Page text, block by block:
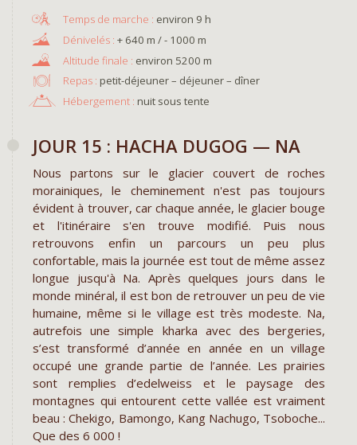
environ 9 h
+ 640 m / - 1000 m
environ 5200 m
Repas : petit-déjeuner – déjeuner – dîner
Hébergement : nuit sous tente
JOUR 15 : HACHA DUGOG — NA
Nous partons sur le glacier couvert de roches
morainiques, le cheminement n'est pas toujours
évident à trouver, car chaque année, le glacier bouge
et l'itinéraire s'en trouve modifié. Puis nous
retrouvons enfin un parcours un peu plus
confortable, mais la journée est tout de même assez
longue jusqu'à Na. Après quelques jours dans le
monde minéral, il est bon de retrouver un peu de vie
humaine, même si le village est très modeste. Na,
autrefois une simple kharka avec des bergeries,
s’est transformé d’année en année en un village
occupé une grande partie de l’année. Les prairies
sont remplies d’edelweiss et le paysage des
montagnes qui entourent cette vallée est vraiment
beau : Chekigo, Bamongo, Kang Nachugo, Tsoboche...
Que des 6 000 !